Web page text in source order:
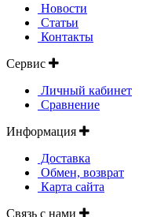
Новости
Статьи
Контакты
Сервис
Личный кабинет
Сравнение
Информация
Доставка
Обмен, возврат
Карта сайта
Связь с нами